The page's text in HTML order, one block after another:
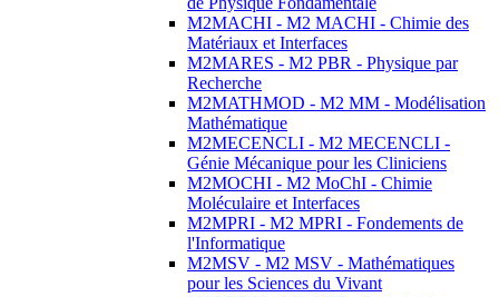
M2MACHI - M2 MACHI - Chimie des
Matériaux et Interfaces
M2MARES - M2 PBR - Physique par
Recherche
M2MATHMOD - M2 MM - Modélisation
Mathématique
M2MECENCLI - M2 MECENCLI -
Génie Mécanique pour les Cliniciens
M2MOCHI - M2 MoChI - Chimie
Moléculaire et Interfaces
M2MPRI - M2 MPRI - Fondements de
l'Informatique
M2MSV - M2 MSV - Mathématiques
pour les Sciences du Vivant